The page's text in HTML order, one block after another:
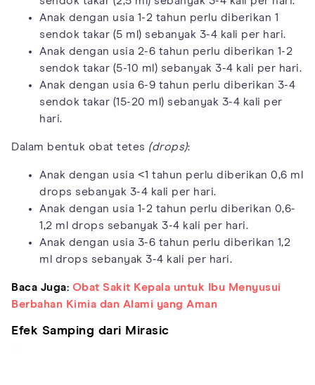
Anak dengan usia 1-2 tahun perlu diberikan 1
sendok takar (5 ml) sebanyak 3-4 kali per hari.
Anak dengan usia 2-6 tahun perlu diberikan 1-2
sendok takar (5-10 ml) sebanyak 3-4 kali per hari.
Anak dengan usia 6-9 tahun perlu diberikan 3-4
sendok takar (15-20 ml) sebanyak 3-4 kali per
hari.
Dalam bentuk obat tetes (drops):
Anak dengan usia <1 tahun perlu diberikan 0,6 ml
drops sebanyak 3-4 kali per hari.
Anak dengan usia 1-2 tahun perlu diberikan 0,6-
1,2 ml drops sebanyak 3-4 kali per hari.
Anak dengan usia 3-6 tahun perlu diberikan 1,2
ml drops sebanyak 3-4 kali per hari.
Baca Juga: Obat Sakit Kepala untuk Ibu Menyusui
Berbahan Kimia dan Alami yang Aman
Efek Samping dari Mirasic